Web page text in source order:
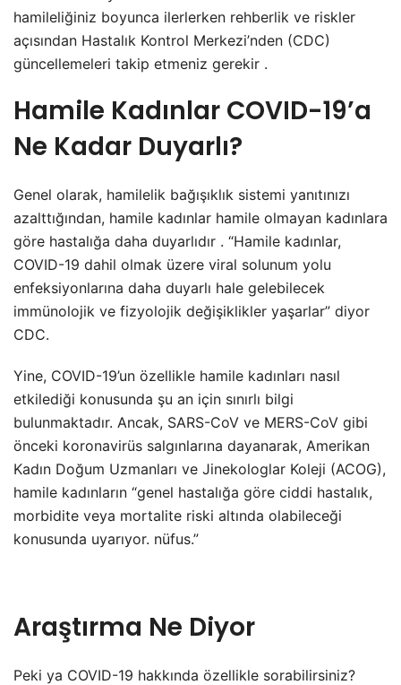
hamileliğiniz boyunca ilerlerken rehberlik ve riskler
açısından Hastalık Kontrol Merkezi’nden (CDC)
güncellemeleri takip etmeniz gerekir .
Hamile Kadınlar COVID-19’a
Ne Kadar Duyarlı?
Genel olarak, hamilelik bağışıklık sistemi yanıtınızı
azalttığından, hamile kadınlar hamile olmayan kadınlara
göre hastalığa daha duyarlıdır . “Hamile kadınlar,
COVID-19 dahil olmak üzere viral solunum yolu
enfeksiyonlarına daha duyarlı hale gelebilecek
immünolojik ve fizyolojik değişiklikler yaşarlar” diyor
CDC.
Yine, COVID-19’un özellikle hamile kadınları nasıl
etkilediği konusunda şu an için sınırlı bilgi
bulunmaktadır. Ancak, SARS-CoV ve MERS-CoV gibi
önceki koronavirüs salgınlarına dayanarak, Amerikan
Kadın Doğum Uzmanları ve Jinekologlar Koleji (ACOG),
hamile kadınların “genel hastalığa göre ciddi hastalık,
morbidite veya mortalite riski altında olabileceği
konusunda uyarıyor. nüfus.”
Araştırma Ne Diyor
Peki ya COVID-19 hakkında özellikle sorabilirsiniz?